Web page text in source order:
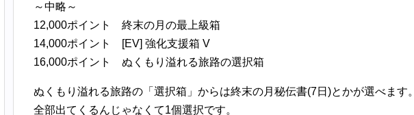
～中略～
12,000ポイント 終末の月の最上級箱
14,000ポイント [EV] 強化支援箱 V
16,000ポイント ぬくもり溢れる旅路の選択箱
ぬくもり溢れる旅路の「選択箱」からは終末の月秘伝書(7日)とかが選べます。
全部出てくるんじゃなくて1個選択です。